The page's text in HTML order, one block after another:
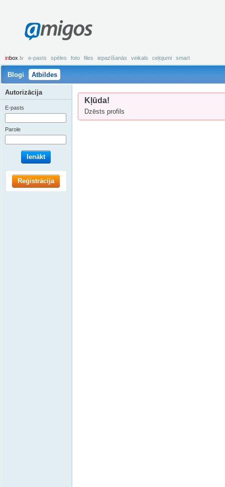
amigos
inbox .lv e-pasts spēles foto files iepazīšanās veikals ceļojumi smart
Blogi Atbildes
Kļūda!
Dzēsts profils
Autorizācija
E-pasts
Parole
Ienākt
Reģistrācija